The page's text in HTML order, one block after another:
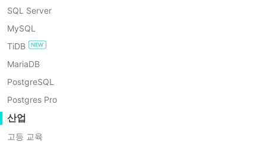
SQL Server
MySQL
TiDB
MariaDB
PostgreSQL
Postgres Pro
산업
고등 교육
레
이
준
비
레이션(Hyper-V live
migration)이란?
하이퍼-V 실시간 마이그레이션은
Windows Server에 포함된 기능으로,
Windows Server 2008 R2에서 처음 도
입되었습니다. 이 기능을 사용하면 가상
머신(VM)이 실행 중인 상태에서도 한 하